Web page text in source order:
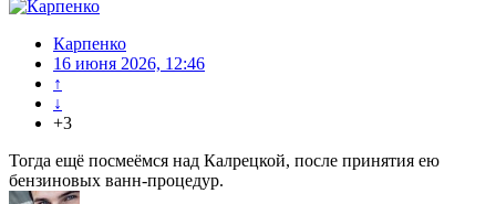
Карпенко
16 июня 2026, 12:46
↑
↓
+3
Тогда ещё посмеёмся над Калрецкой, после принятия ею
бензиновых ванн-процедур.